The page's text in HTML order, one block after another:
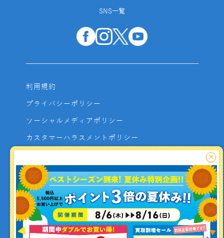
釣り情報を
SNS一覧
利用規約
プライバシーポリシー
ソーシャルメディアポリシー
カスタマーハラスメントポリシー
よくあるご質問
お問い合わせ
利用者資金の保全方法
×